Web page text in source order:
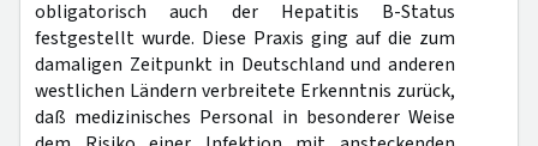
obligatorisch auch der Hepatitis B-Status
festgestellt wurde. Diese Praxis ging auf die zum
damaligen Zeitpunkt in Deutschland und anderen
westlichen Ländern verbreitete Erkenntnis zurück,
daß medizinisches Personal in besonderer Weise